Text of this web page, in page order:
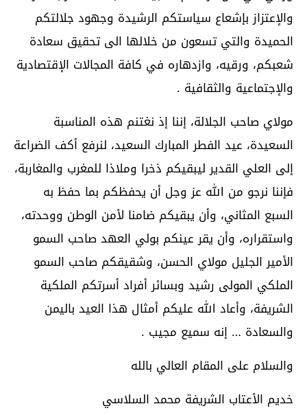
والإعتزاز بإشعاع سياستكم الرشيدة وجهود جلالتكم
الحميدة والتي تسعون من خلالها الى تحقيق سعادة
شعبكم، ورقيه، وازدهاره في كافة المجالات الإقتصادية
والإجتماعية والثقافية .
مولاي صاحب الجلالة، إننا إذ نغتنم هذه المناسبة
السعيدة، عيد الفطر المبارك السعيد، لنرفع أكف الضراعة
إلى العلي القدير ليبقيكم ذخرا وملاذا للمغرب والمغاربة،
فإننا نرجو من الله عز وجل أن يحفظكم بما حفظ به
السبع المثاني، وأن يبقيكم ضامنا لأمن الوطن ووحدته،
واستقراره، وأن يقر عينكم بولي العهد صاحب السمو
الأمير الجليل مولاي الحسن، وشقيقكم صاحب السمو
الملكي المولى رشيد وبسائر أفراد أسرتكم الملكية
الشريفة، وأعاد الله عليكم أمثال هذا العيد باليمن
والسعادة … إنه سميع مجيب .
والسلام على المقام العالي بالله
خديم الأعتاب الشريفة محمد السلاسي